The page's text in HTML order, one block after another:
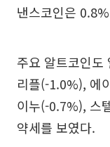
낸스코인은
주요 알트코인
리플(-1.0%), 에
이누(-0.7%), 스
약세를 보였다.